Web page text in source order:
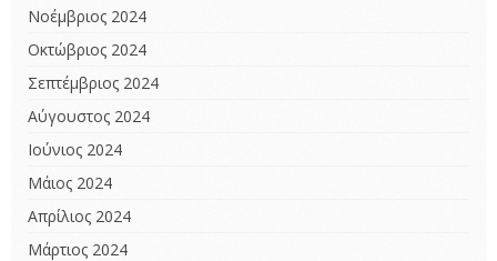
Νοέμβριος 2024
Οκτώβριος 2024
Σεπτέμβριος 2024
Αύγουστος 2024
Ιούνιος 2024
Μάιος 2024
Απρίλιος 2024
Μάρτιος 2024